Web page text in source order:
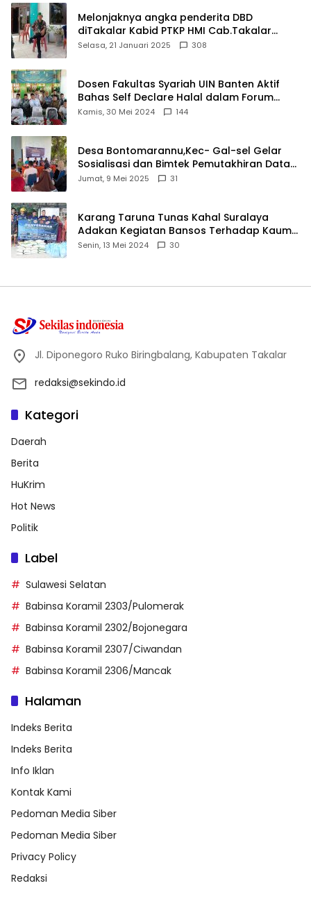
Melonjaknya angka penderita DBD
diTakalar Kabid PTKP HMI Cab.Takalar
angkat bicara
Selasa, 21 Januari 2025 308
Dosen Fakultas Syariah UIN Banten Aktif
Bahas Self Declare Halal dalam Forum
Ijtima Ulama MUI
Kamis, 30 Mei 2024 144
Desa Bontomarannu,Kec- Gal-sel Gelar
Sosialisasi dan Bimtek Pemutakhiran Data
ID
Jumat, 9 Mei 2025 31
Karang Taruna Tunas Kahal Suralaya
Adakan Kegiatan Bansos Terhadap Kaum
Dhuafa dan Anak Yatim-Piatu
Senin, 13 Mei 2024 30
Jl. Diponegoro Ruko Biringbalang, Kabupaten Takalar
redaksi@sekindo.id
Kategori
Daerah
Berita
HuKrim
Hot News
Politik
Label
Sulawesi Selatan
Babinsa Koramil 2303/Pulomerak
Babinsa Koramil 2302/Bojonegara
Babinsa Koramil 2307/Ciwandan
Babinsa Koramil 2306/Mancak
Halaman
Indeks Berita
Indeks Berita
Info Iklan
Kontak Kami
Pedoman Media Siber
Pedoman Media Siber
Privacy Policy
Redaksi